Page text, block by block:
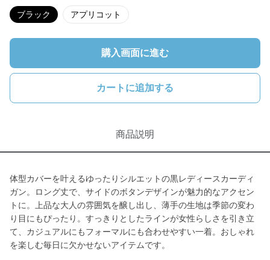
ブラック アプリコット
購入画面に進む
カートに追加する
商品説明
体型カバーを叶えるゆったりシルエットの黒レディースカーディ
ガン。ロング丈で、サイドのボタンデザインが魅力的なアクセン
トに。上品な大人の雰囲気を醸し出し、薄手の生地は季節の変わ
り目にもぴったり。すっきりとしたラインが女性らしさを引き立
て、カジュアルにもフォーマルにも合わせやすい一着。おしゃれ
を楽しむ毎日に欠かせないアイテムです。